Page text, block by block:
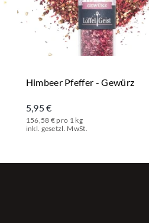
Himbeer Pfeffer - Gewürz
5,95 €
156,58 € pro 1 kg
inkl. gesetzl. MwSt.